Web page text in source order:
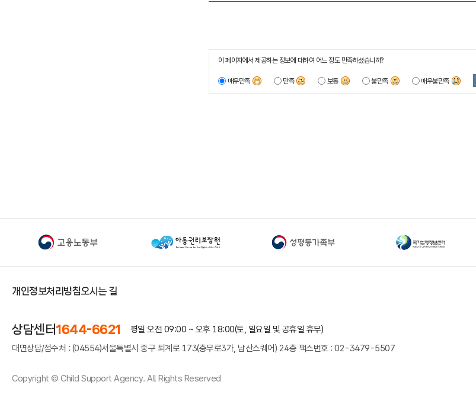
이 페이지에서 제공하는 정보에 대하여 어느 정도 만족하셨습니까?
매우만족 만족 보통 불만족 매우불만족
개인정보처리방침오시는 길
상담센터1644-6621 평일 오전 09:00 ~ 오후 18:00(토, 일요일 및 공휴일 휴무)
대면상담/접수처 : (04554)서울특별시 중구 퇴계로 173(충무로3가, 남산스퀘어) 24층 팩스번호 : 02-3479-5507
Copyright © Child Support Agency. All Rights Reserved